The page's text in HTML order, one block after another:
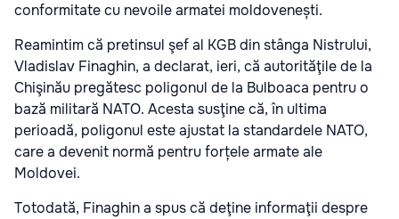
conformitate cu nevoile armatei moldovenești.
Reamintim că pretinsul şef al KGB din stânga Nistrului,
Vladislav Finaghin, a declarat, ieri, că autorităţile de la
Chişinău pregătesc poligonul de la Bulboaca pentru o
bază militară NATO. Acesta susţine că, în ultima
perioadă, poligonul este ajustat la standardele NATO,
care a devenit normă pentru forțele armate ale
Moldovei.
Totodată, Finaghin a spus că deţine informaţii despre